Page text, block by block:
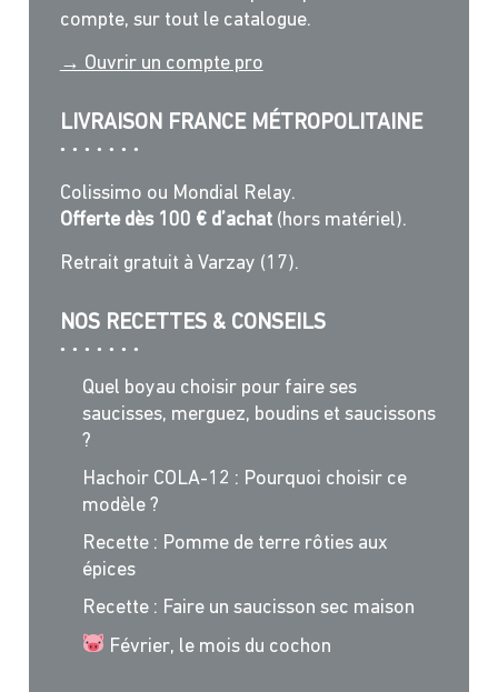
compte, sur tout le catalogue.
→ Ouvrir un compte pro
LIVRAISON FRANCE MÉTROPOLITAINE
Colissimo ou Mondial Relay.
Offerte dès 100 € d’achat (hors matériel).
Retrait gratuit à Varzay (17).
NOS RECETTES & CONSEILS
Quel boyau choisir pour faire ses
saucisses, merguez, boudins et saucissons
?
Hachoir COLA-12 : Pourquoi choisir ce
modèle ?
Recette : Pomme de terre rôties aux
épices
Recette : Faire un saucisson sec maison
Février, le mois du cochon